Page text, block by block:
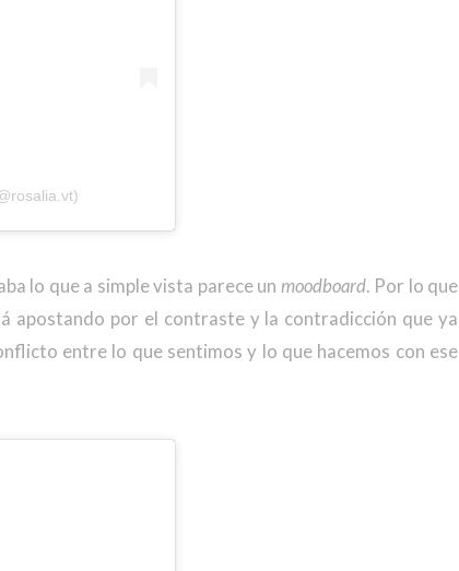
lo que a simple vista parece un moodboard. Por lo que
apostando por el contraste y la contradicción que ya
entre lo que sentimos y lo que hacemos con ese